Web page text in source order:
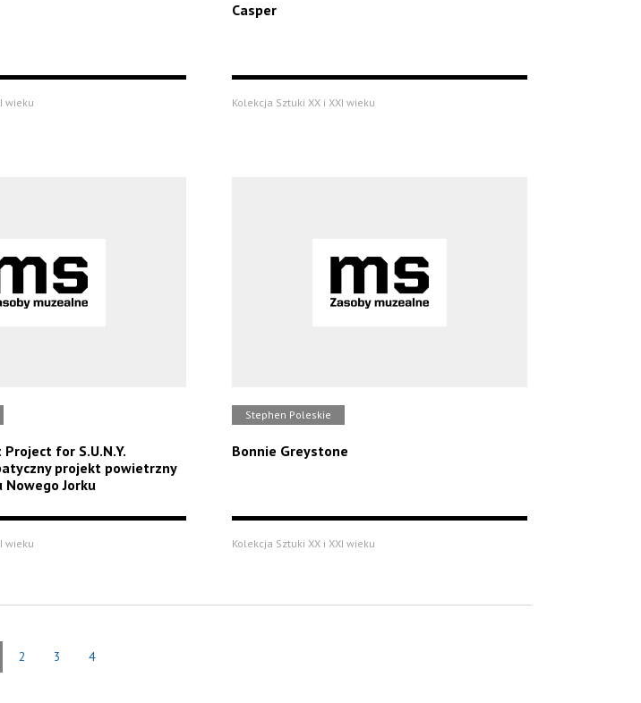
wieku
Casper
Kolekcja Sztuki XX i XXI wieku
for S.U.N.Y.
projekt powietrzny
Jorku
wieku
Stephen Poleskie
Bonnie Greystone
Kolekcja Sztuki XX i XXI wieku
2 3 4